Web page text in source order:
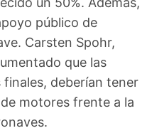
público de
Carsten Spohr,
que las
finales, deberían tener
motores frente a la